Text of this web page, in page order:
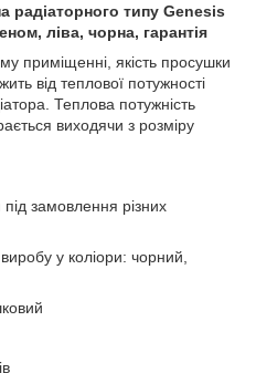
радіаторного типу Genesis
ліва, чорна, гарантія
приміщенні, якість просушки
від теплової потужності
Теплова потужність
виходячи з розміру
замовлення різних
у коліори: чорний,